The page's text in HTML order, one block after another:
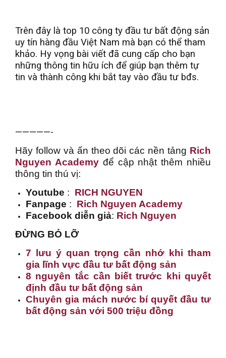
Trên đây là top 10 công ty đầu tư bất động sản
uy tín hàng đầu Việt Nam mà bạn có thể tham
khảo. Hy vọng bài viết đã cung cấp cho bạn
những thông tin hữu ích để giúp bạn thêm tự
tin và thành công khi bắt tay vào đầu tư bđs.
—————-
Hãy follow và ấn theo dõi các nền tảng Rich
Nguyen Academyđể cập nhật thêm nhiều
thông tin thú vị:
Youtube : RICH NGUYEN
Fanpage : Rich Nguyen Academy
Facebook diễn giả: Rich Nguyen
ĐỪNG BỎ LỠ
7 lưu ý quan trọng cần nhớ khi tham
gia lĩnh vực đầu tư bất động sản
8 nguyên tắc cần biết trước khi quyết
định đầu tư bất động sản
Chuyên gia mách nước bí quyết đầu tư
bất động sản với 500 triệu đồng